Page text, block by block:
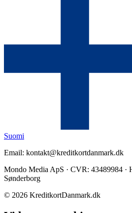
Suomi
Email: kontakt@kreditkortdanmark.dk
Mondo Media ApS · CVR: 43489984 ·
Sønderborg
© 2026 KreditkortDanmark.dk